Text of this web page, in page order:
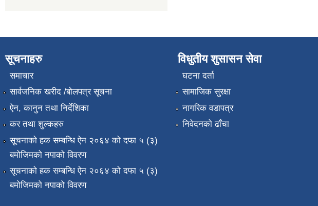
सूचनाहरु
समाचार
सार्वजनिक खरीद /बोलपत्र सूचना
ऐन, कानुन तथा निर्देशिका
कर तथा शुल्कहरु
सूचनाको हक सम्बन्धि ऐन २०६४ को दफा ५ (३)
बमोजिमको नपाको विवरण
सूचनाको हक सम्बन्धि ऐन २०६४ को दफा ५ (३)
बमोजिमको नपाको विवरण
विधुतीय शुसासन सेवा
घटना दर्ता
सामाजिक सुरक्षा
नागरिक वडापत्र
निवेदनको ढाँचा